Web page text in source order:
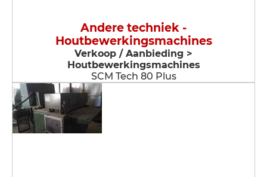
Andere techniek -
Houtbewerkingsmachines
Verkoop / Aanbieding >
Houtbewerkingsmachines
SCM Tech 80 Plus